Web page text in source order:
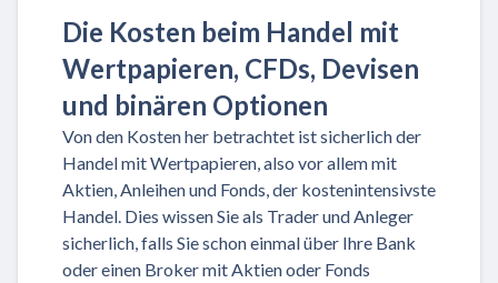
Die Kosten beim Handel mit
Wertpapieren, CFDs, Devisen
und binären Optionen
Von den Kosten her betrachtet ist sicherlich der
Handel mit Wertpapieren, also vor allem mit
Aktien, Anleihen und Fonds, der kostenintensivste
Handel. Dies wissen Sie als Trader und Anleger
sicherlich, falls Sie schon einmal über Ihre Bank
oder einen Broker mit Aktien oder Fonds